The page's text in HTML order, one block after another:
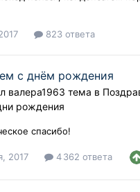
823 ответа
с днём рождения
валера1963 тема в
рождения
спасибо!
2017 4 362 ответа